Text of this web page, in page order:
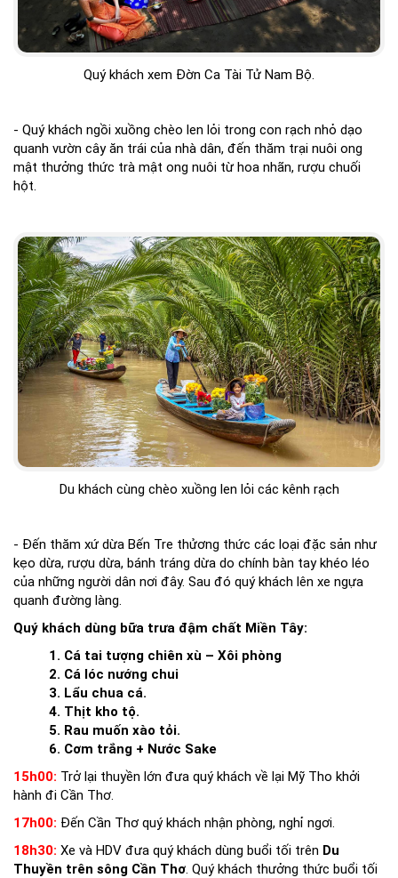
Quý khách xem Đờn Ca Tài Tử Nam Bộ.
- Quý khách ngồi xuồng chèo len lỏi trong con rạch nhỏ dạo
quanh vườn cây ăn trái của nhà dân, đến thăm trại nuôi ong
mật thưởng thức trà mật ong nuôi từ hoa nhãn, rượu chuối
hột.
Du khách cùng chèo xuồng len lỏi các kênh rạch
- Đến thăm xứ dừa Bến Tre thửơng thức các loại đặc sản như
kẹo dừa, rượu dừa, bánh tráng dừa do chính bàn tay khéo léo
của những người dân nơi đây. Sau đó quý khách lên xe ngựa
quanh đường làng.
Quý khách dùng bữa trưa đậm chất Miền Tây:
1. Cá tai tượng chiên xù – Xôi phòng
2. Cá lóc nướng chui
3. Lẩu chua cá.
4. Thịt kho tộ.
5. Rau muốn xào tỏi.
6. Cơm trắng + Nước Sake
15h00: Trở lại thuyền lớn đưa quý khách về lại Mỹ Tho khởi
hành đi Cần Thơ.
17h00: Đến Cần Thơ quý khách nhận phòng, nghỉ ngơi.
18h30: Xe và HDV đưa quý khách dùng buổi tối trên Du
Thuyền trên sông Cần Thơ . Quý khách thưởng thức buổi tối